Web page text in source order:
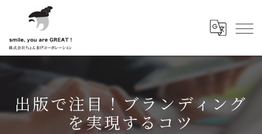
出版で注目！ブランディング
を実現するコツ